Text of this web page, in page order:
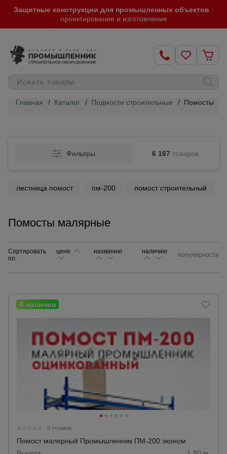
Защитные конструкции для промышленных объектов :
проектирование и изготовление
Главная / Каталог / Подмости строительные / Помосты
Фильтры 6 167 товаров
лестница помост пм-200 помост строительный
Помосты малярные
Сортировать
по:
цене названию наличию популярности
0 отзывов
Помост малярный Промышленник ПМ-200 эконом
Сетка,
тенты,
Грузоподъемное
оборудование
Мусоропровод
строительный
ламинированная
всех
товаров